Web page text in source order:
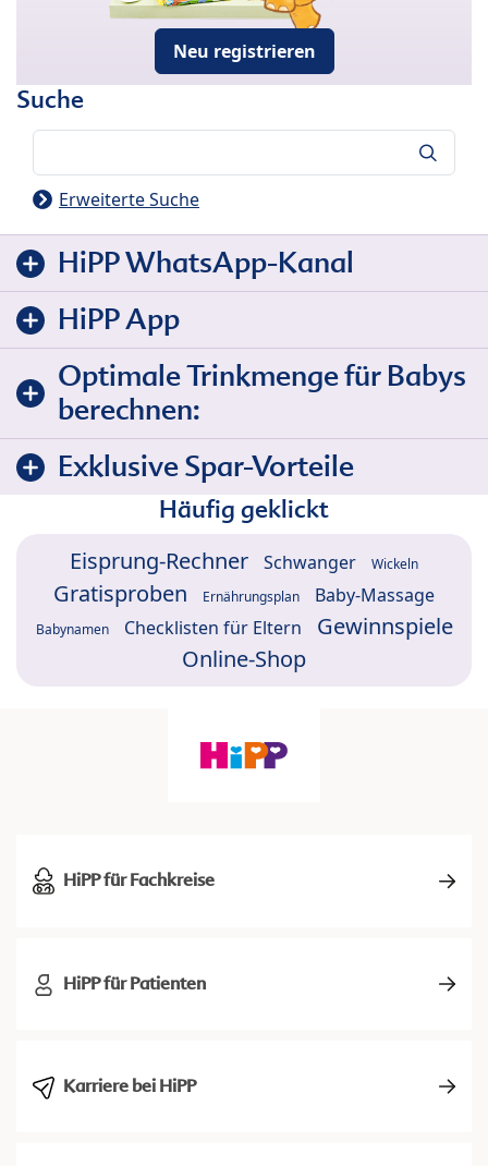
Neu registrieren
Suche
Erweiterte Suche
HiPP WhatsApp-Kanal
HiPP App
Optimale Trinkmenge für Babys
berechnen:
Exklusive Spar-Vorteile
Häufig geklickt
Eisprung-Rechner Schwanger Wickeln
Gratisproben Ernährungsplan Baby-Massage
Babynamen Checklisten für Eltern
Gewinnspiele
Online-Shop
HiPP für Fachkreise
HiPP für Patienten
Karriere bei HiPP